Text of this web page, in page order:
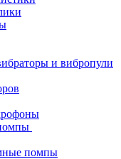
и вибропули
помпы